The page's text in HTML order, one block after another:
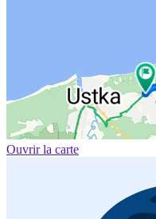
Ouvrir la carte